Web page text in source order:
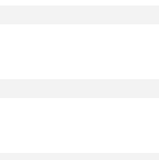
contact your mobile
حساب